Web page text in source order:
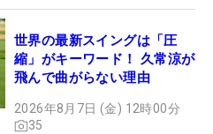
世界の最新スイングは「圧
縮」がキーワード！ 久常涼が
飛んで曲がらない理由
2026年8月7日 (金) 12時00分
35